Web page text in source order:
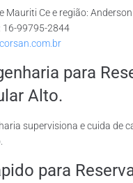
Mauriti Ce e região:
99795-2844
para
Alto.
supervisiona e cuida de
para